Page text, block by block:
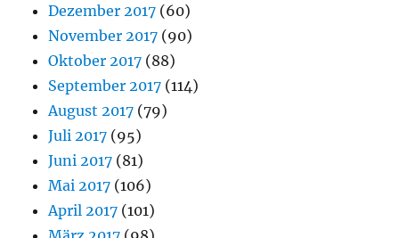
Dezember 2017 (60)
November 2017 (90)
Oktober 2017 (88)
September 2017 (114)
August 2017 (79)
Juli 2017 (95)
Juni 2017 (81)
Mai 2017 (106)
April 2017 (101)